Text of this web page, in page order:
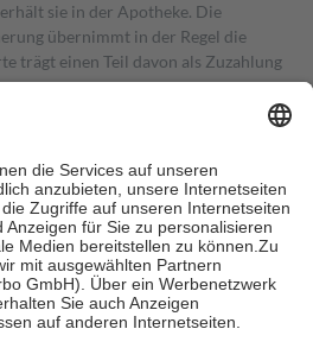
sie in der Apotheke. Die
übernimmt in der Regel die
trägt einen Teil davon als Zuzahlung
Zuzahlungen in Höhe von zehn
jedoch nie mehr als die tatsächlichen
auch für Online-Apotheken.
Krankenpflege beträgt die
Kosten sowie zehn Euro je
für ihre eigene Gesundheit zu
der Familie zu unterstützen,